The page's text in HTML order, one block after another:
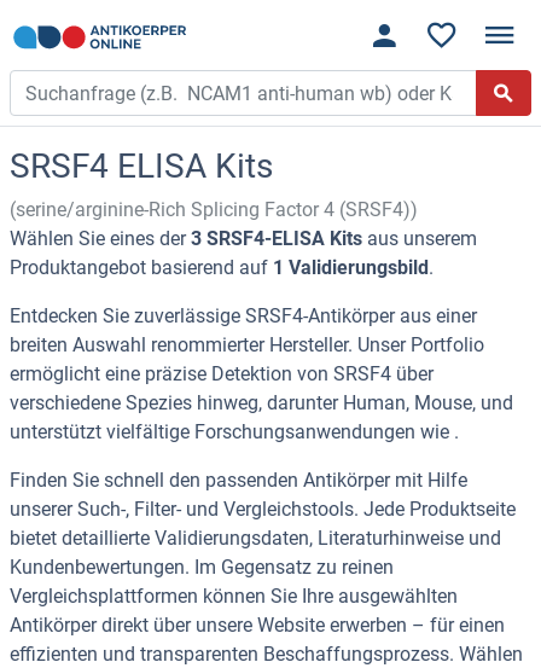
SRSF4 ELISA Kits
(serine/arginine-Rich Splicing Factor 4 (SRSF4))
Wählen Sie eines der3 SRSF4-ELISA Kits aus unserem
Produktangebot basierend auf 1 Validierungsbild .
Entdecken Sie zuverlässige SRSF4-Antikörper aus einer
breiten Auswahl renommierter Hersteller. Unser Portfolio
ermöglicht eine präzise Detektion von SRSF4 über
verschiedene Spezies hinweg, darunter Human, Mouse, und
unterstützt vielfältige Forschungsanwendungen wie .
Finden Sie schnell den passenden Antikörper mit Hilfe
unserer Such-, Filter- und Vergleichstools. Jede Produktseite
bietet detaillierte Validierungsdaten, Literaturhinweise und
Kundenbewertungen. Im Gegensatz zu reinen
Vergleichsplattformen können Sie Ihre ausgewählten
Antikörper direkt über unsere Website erwerben – für einen
effizienten und transparenten Beschaffungsprozess. Wählen